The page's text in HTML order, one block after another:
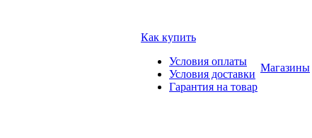
Как купить
Условия оплаты
Условия доставки
Гарантия на товар
Магазины